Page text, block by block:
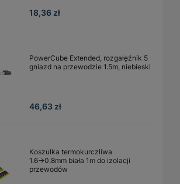
18,36 zł
PowerCube Extended, rozgałęźnik 5
gniazd na przewodzie 1.5m, niebieski
46,63 zł
Koszulka termokurczliwa
1.6→0.8mm biała 1m do izolacji
przewodów